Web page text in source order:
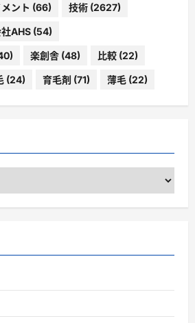
ント (66) 技術 (2627)
AHS (54)
楽創舎 (48) 比較 (22)
(24) 育毛剤 (71) 薄毛 (22)